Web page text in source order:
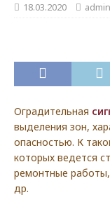
18.03.2020 admin
Оградительная
выделения зон,
опасностью. К
которых ведется
ремонтные
др.